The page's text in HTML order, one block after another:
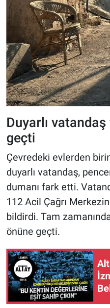
Duyarlı
geçti
Çevredeki evlerden
duyarlı vatandaş,
dumanı fark etti.
112 Acil Çağrı
bildirdi. Tam
önüne geçti.